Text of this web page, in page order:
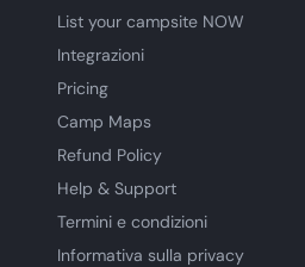
List your campsite NOW
Integrazioni
Pricing
Camp Maps
Refund Policy
Help & Support
Termini e condizioni
Informativa sulla privacy